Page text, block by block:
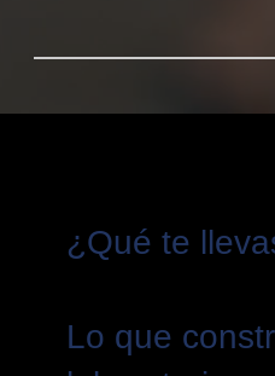
¿Qué te
Lo que